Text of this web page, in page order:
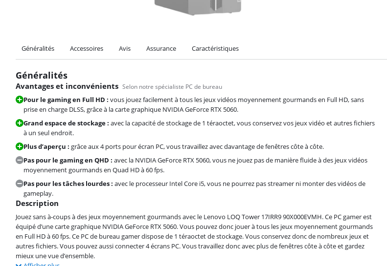
Généralités Accessoires Avis Assurance Caractéristiques
Généralités
Avantages et inconvénients Selon notre spécialiste PC de bureau
Pour le gaming en Full HD : vous jouez facilement à tous les jeux vidéos moyennement gourmands en Full HD, sans
prise en charge DLSS, grâce à la carte graphique NVIDIA GeForce RTX 5060.
Grand espace de stockage : avec la capacité de stockage de 1 téraoctet, vous conservez vos jeux vidéo et autres fichiers
à un seul endroit.
Plus d’aperçu : grâce aux 4 ports pour écran PC, vous travaillez avec davantage de fenêtres côte à côte.
Pas pour le gaming en QHD : avec la NVIDIA GeForce RTX 5060, vous ne jouez pas de manière fluide à des jeux vidéos
moyennement gourmands en Quad HD à 60 fps.
Pas pour les tâches lourdes : avec le processeur Intel Core i5, vous ne pourrez pas streamer ni monter des vidéos de
gameplay.
Description
Jouez sans à-coups à des jeux moyennement gourmands avec le Lenovo LOQ Tower 17IRR9 90X000EVMH. Ce PC gamer est
équipé d’une carte graphique NVIDIA GeForce RTX 5060. Vous pouvez donc jouer à tous les jeux moyennement gourmands
en Full HD à 60 fps. Ce PC de bureau gamer dispose de 1 téraoctet de stockage. Vous conservez donc de nombreux jeux et
autres fichiers. Vous pouvez aussi connecter 4 écrans PC. Vous travaillez donc avec plus de fenêtres côte à côte et gardez
mieux une vue d’ensemble.